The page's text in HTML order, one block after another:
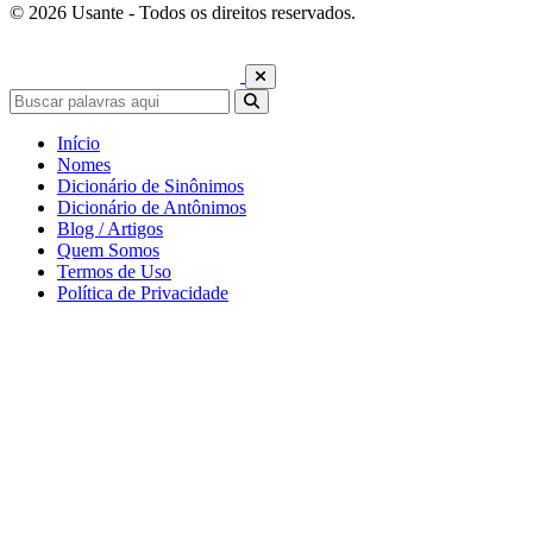
© 2026 Usante - Todos os direitos reservados.
Início
Nomes
Dicionário de Sinônimos
Dicionário de Antônimos
Blog / Artigos
Quem Somos
Termos de Uso
Política de Privacidade